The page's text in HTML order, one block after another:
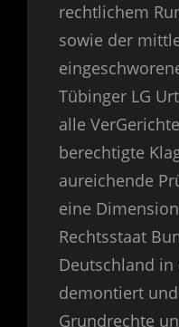
rechtlichem
sowie der
Tübinger LG
alle
berechtigte
aureichende
eine
Rechtsstaat
Deutschland
demontiert
Grundrechte